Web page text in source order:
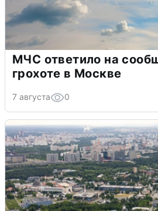
МЧС ответило на
грохоте в Москве
7 августа 0